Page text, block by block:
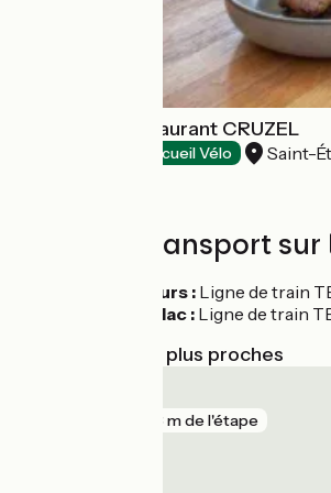
Gîte Hôtel Restaurant CRUZEL
Accueil Vélo Saint-
Trains et transport
Gare de Maurs : Ligne de train
Gare d'Aurillac : Ligne de train
Gares SNCF les plus proches
303 m de l'étape